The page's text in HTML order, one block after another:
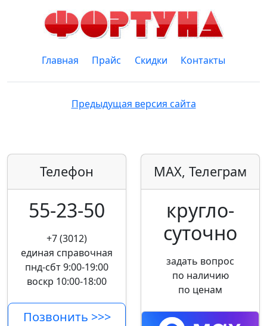
Главная Прайс Скидки Контакты
Предыдущая версия сайта
Телефон
55-23-50
+7 (3012)
единая справочная
пнд-сбт 9:00-19:00
воскр 10:00-18:00
Позвонить >>>
MAX, Телеграм
кругло­
суточно
задать вопрос
по наличию
по ценам